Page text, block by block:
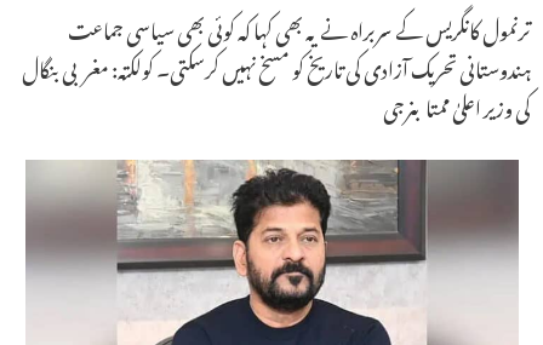
ترنمول کانگریس کے سربراہ نے یہ بھی کہا کہ کوئی بھی سیاسی جماعت
ہندوستانی تحریک آزادی کی تاریخ کو مسخ نہیں کرسکتی۔ کولکتہ: مغربی بنگال
کی وزیر اعلیٰ ممتا بنرجی